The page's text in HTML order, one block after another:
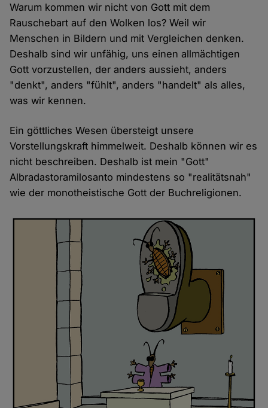
Warum kommen wir nicht von Gott mit dem
Rauschebart auf den Wolken los? Weil wir
Menschen in Bildern und mit Vergleichen denken.
Deshalb sind wir unfähig, uns einen allmächtigen
Gott vorzustellen, der anders aussieht, anders
"denkt", anders "fühlt", anders "handelt" als alles,
was wir kennen.
Ein göttliches Wesen übersteigt unsere
Vorstellungskraft himmelweit. Deshalb können wir es
nicht beschreiben. Deshalb ist mein "Gott"
Albradastoramilosanto mindestens so "realitätsnah"
wie der monotheistische Gott der Buchreligionen.